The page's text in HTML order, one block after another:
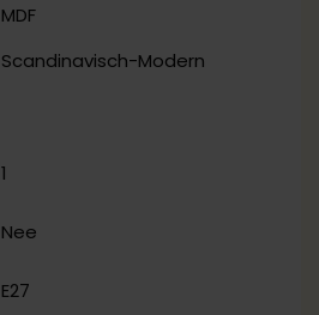
MDF
Scandinavisch-Modern
1
Nee
E27